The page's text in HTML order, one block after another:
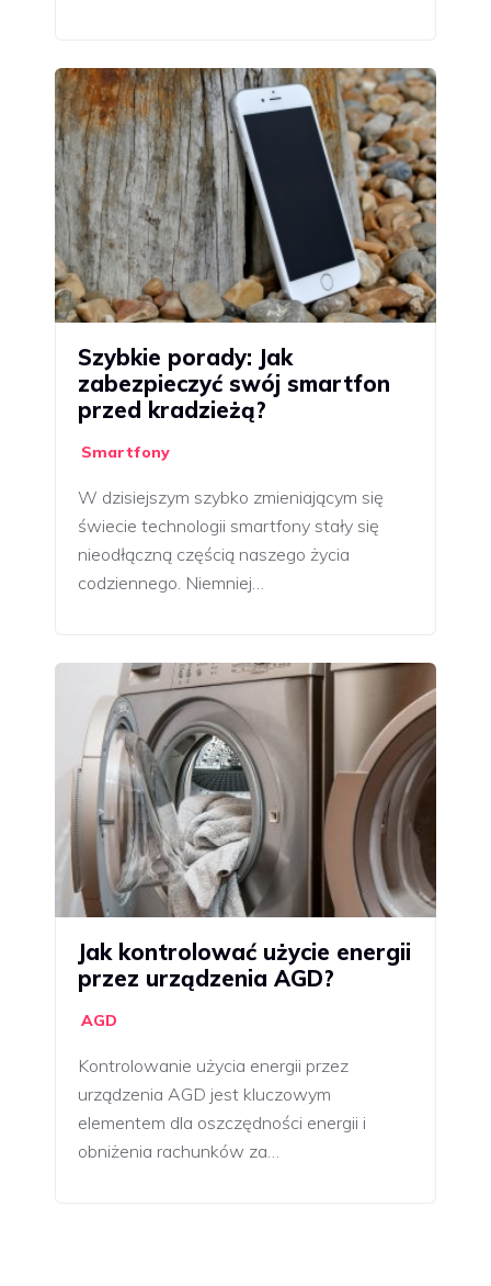
Szybkie porady: Jak
zabezpieczyć swój smartfon
przed kradzieżą?
Smartfony
W dzisiejszym szybko zmieniającym się
świecie technologii smartfony stały się
nieodłączną częścią naszego życia
codziennego. Niemniej…
Jak kontrolować użycie energii
przez urządzenia AGD?
AGD
Kontrolowanie użycia energii przez
urządzenia AGD jest kluczowym
elementem dla oszczędności energii i
obniżenia rachunków za…